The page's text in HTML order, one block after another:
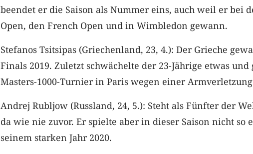
beendet er die Saison als Nummer eins, auch weil er bei
Open, den French Open und in Wimbledon gewann.
Stefanos Tsitsipas (Griechenland, 23, 4.): Der Grieche
Finals 2019. Zuletzt schwächelte der 23-Jährige etwas und
Masters-1000-Turnier in Paris wegen einer
Andrej Rubljow (Russland, 24, 5.): Steht als Fünfter der
da wie nie zuvor. Er spielte aber in dieser Saison nicht so
seinem starken Jahr 2020.